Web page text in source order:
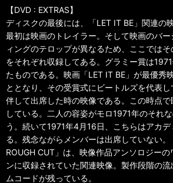
【DVD : EXTRAS】
ディスクの最後には、「LET IT BE」関連の
最初は映画のトレイラー。そして映画のバ
ィングのテロップが異なるため、ここでは
をそれぞれ収録してある。グラミー賞は
たものである。映画「LET IT BE」が最優秀
ととなり、その受賞式にビートルズを代表
伴して出席した時の映像である。この時点
している。二人の容姿がモロ1971年のそれ
う。続いて1971年4月16日、こちらはアカ
る。残念ながらメンバーは出席していない
ROUGH CUT」は、映像作品アンソロジーの
ンに収録されていた関連映像。製作段階の
ムコードが残っている。